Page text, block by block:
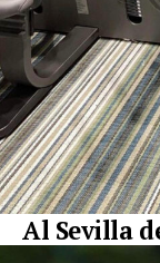
Al Sevilla